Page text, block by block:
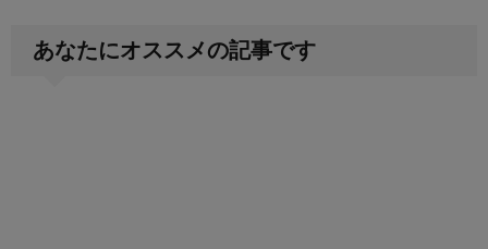
あなたにオススメの記事です